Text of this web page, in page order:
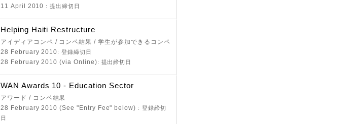
11 April 2010 : 提出締切日
Helping Haiti Restructure
アイディアコンペ / コンペ結果 / 学生が参加できるコンペ
28 February 2010: 登録締切日
28 February 2010 (via Online): 提出締切日
WAN Awards 10 - Education Sector
アワード / コンペ結果
28 February 2010 (See "Entry Fee" below) : 登録締切
日